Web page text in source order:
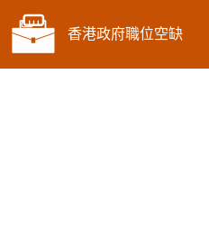
香港政府職位空缺